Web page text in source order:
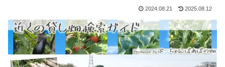
2024.08.21 2025.08.12